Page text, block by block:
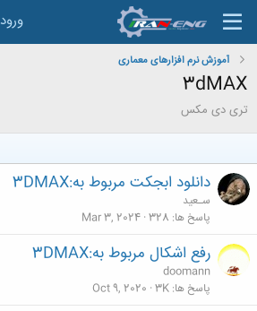
ورود
آموزش نرم افزارهای معماری
3dMAX
تری دی مکس
دانلود ابجکت مربوط به:3DMAX
سـعید
پاسخ ها 328
Mar 3, 2024
رفع اشکال مربوط به:3DMAX
doomann
پاسخ ها 3K
Oct 9, 2020